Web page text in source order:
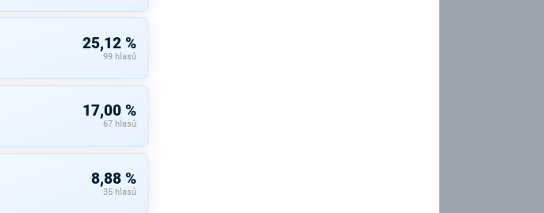
25,12 %
99 hlasů
17,00 %
67 hlasů
8,88 %
35 hlasů